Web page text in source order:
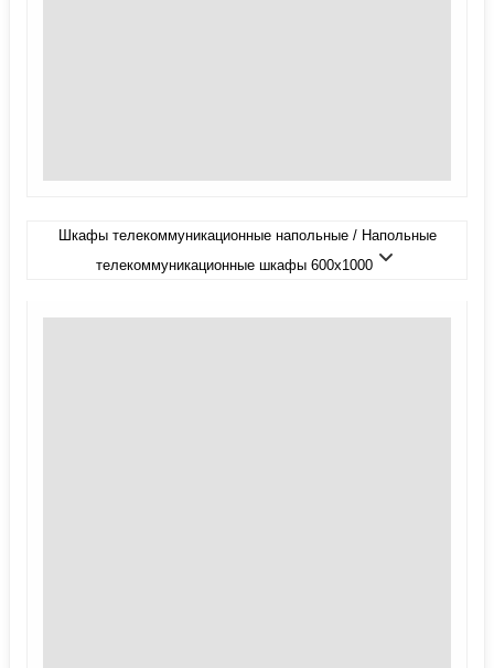
Шкафы телекоммуникационные напольные / Напольные
телекоммуникационные шкафы 600x1000